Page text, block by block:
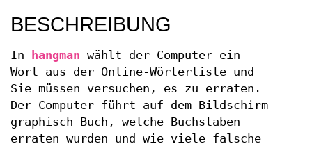
BESCHREIBUNG
In hangman wählt der Computer ein
Wort aus der Online-Wörterliste und
Sie müssen versuchen, es zu erraten.
Der Computer führt auf dem Bildschirm
graphisch Buch, welche Buchstaben
erraten wurden und wie viele falsche